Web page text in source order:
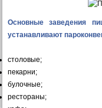
Основные заведения
устанавливают
столовые;
пекарни;
булочные;
рестораны;